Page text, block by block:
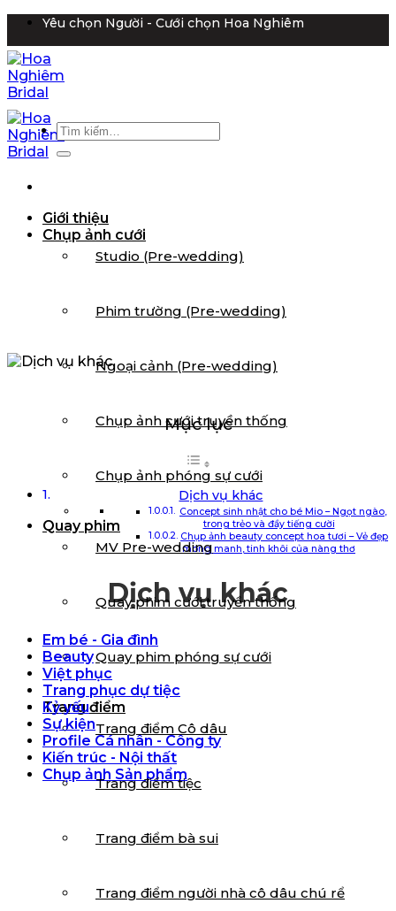
nội
dung
Yêu chọn Người - Cưới chọn Hoa Nghiêm
Giới thiệu
Chụp ảnh cưới
Studio (Pre-wedding)
Phim trường (Pre-wedding)
Ngoại cảnh (Pre-wedding)
Chụp ảnh cưới truyền thống
Chụp ảnh phóng sự cưới
Quay phim
MV Pre-wedding
Quay phim cưới truyền thống
Quay phim phóng sự cưới
Trang điểm
Trang điểm Cô dâu
Trang điểm tiệc
Trang điểm bà sui
Trang điểm người nhà cô dâu chú rể
Tìm
kiếm:
Mục lục
Dịch vụ khác
Concept sinh nhật cho bé Mio – Ngọt ngào,
trong trẻo và đầy tiếng cười
Chụp ảnh beauty concept hoa tươi – Vẻ đẹp
mong manh, tinh khôi của nàng thơ
Dịch vụ khác
Em bé - Gia đình
Beauty
Việt phục
Trang phục dự tiệc
Kỷ yếu
Sự kiện
Profile Cá nhân - Công ty
Kiến trúc - Nội thất
Chụp ảnh Sản phẩm